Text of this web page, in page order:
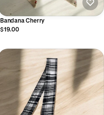
Bandana Cherry
$19.00